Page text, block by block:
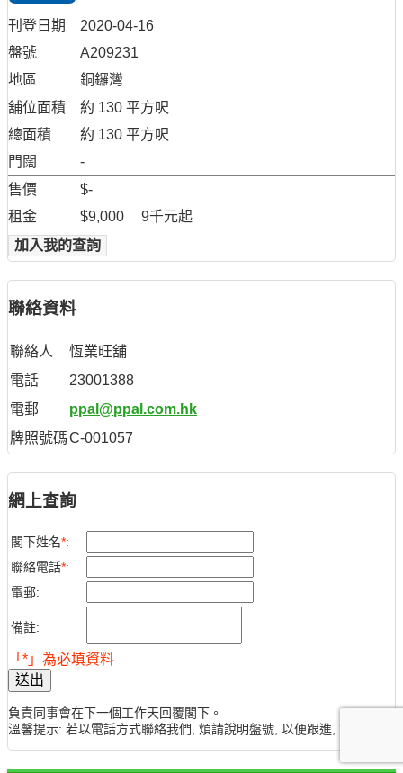
刊登日期
2020-04-16
盤號
A209231
地區
銅鑼灣
舖位面積
約 130 平方呎
總面積
約 130 平方呎
門闊
-
售價
$-
租金
$9,000
9千元起
加入我的查詢
聯絡資料
聯絡人
恆業旺舖
電話
23001388
電郵
ppal@ppal.com.hk
牌照號碼C-001057
網上查詢
閣下姓名*:
聯絡電話*:
電郵:
備註:
「*」為必填資料
送出
負責同事會在下一個工作天回覆閣下。
溫馨提示: 若以電話方式聯絡我們, 煩請說明盤號, 以便跟進, 謝謝。